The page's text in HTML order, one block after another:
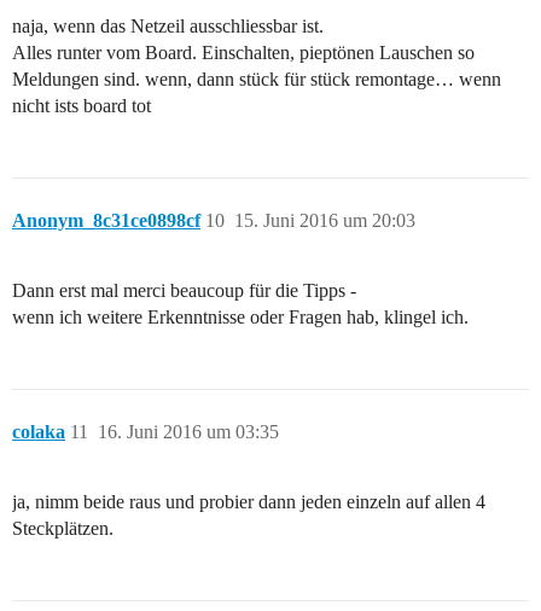
naja, wenn das Netzeil ausschliessbar ist.
Alles runter vom Board. Einschalten, pieptönen Lauschen so
Meldungen sind. wenn, dann stück für stück remontage… wenn
nicht ists board tot
Anonym_8c31ce0898cf 15. Juni 2016 um 20:03
10
Dann erst mal merci beaucoup für die Tipps -
wenn ich weitere Erkenntnisse oder Fragen hab, klingel ich.
colaka 16. Juni 2016 um 03:35
11
ja, nimm beide raus und probier dann jeden einzeln auf allen 4
Steckplätzen.